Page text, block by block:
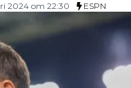
2024 om 22:30 ESPN